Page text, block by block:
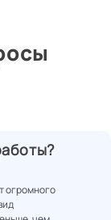
огромного